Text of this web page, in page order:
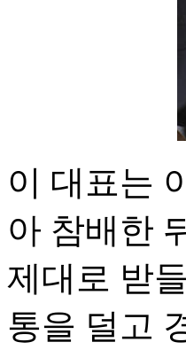
이 대표는
아 참배한
제대로 받
통을 덜고